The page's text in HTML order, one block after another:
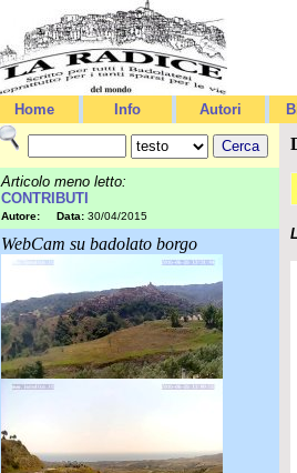
Home Info Autori
Articolo meno letto:
CONTRIBUTI
Autore: Data: 30/04/2015
WebCam su badolato borgo